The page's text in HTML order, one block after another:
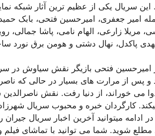
سریال یکی از عظیم ترین آثار شبکه
امیر جعفری، امیرحسین فتحی، بابک
مریلا زارعی، الهام نامی، پاشا جمالی،
پاکدل، نهال دشتی و هومن برق نورد
امیرحسین فتحی بازیگر نقش سیاوش در
و پس از مرارت های بسیار در حالی که
می خوراند، از دنیا رفت. نقش
میکند. کارگردان خبره و محبوب سریال
ادامه میتوانید آخرین اخبار سریال جیران
شوید. شما می توانید با تماشای